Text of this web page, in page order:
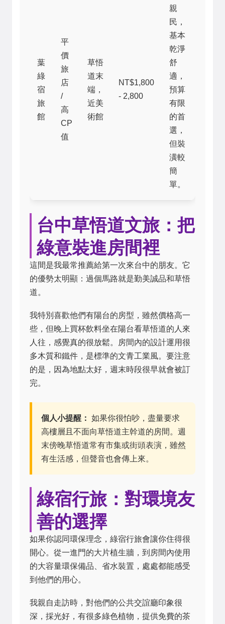
葉
綠
宿
旅
館
平
價
旅
店
/
高
CP
值
草悟
道末
端，
近美
術館
NT$1,800
- 2,800
親
民，
基本
乾淨
舒
適，
預算
有限
的首
選，
但裝
潢較
簡
單。
台中草悟道文旅：把
綠意裝進房間裡
這間是我最常推薦給第一次來台中的朋友。它
的優勢太明顯：過個馬路就是勤美誠品和草悟
道。
我特別喜歡他們有陽台的房型，雖然價格高一
些，但晚上買杯飲料坐在陽台看草悟道的人來
人往，感覺真的很放鬆。房間內的設計運用很
多木質和鐵件，是標準的文青工業風。要注意
的是，因為地點太好，週末時段很早就會被訂
完。
個人小提醒： 如果你很怕吵，盡量要求
高樓層且不面向草悟道主幹道的房間。週
末傍晚草悟道常有市集或街頭表演，雖然
有生活感，但聲音也會傳上來。
綠宿行旅：對環境友
善的選擇
如果你認同環保理念，綠宿行旅會讓你住得很
開心。從一進門的大片植生牆，到房間內使用
的大容量環保備品、省水裝置，處處都能感受
到他們的用心。
我親自走訪時，對他們的公共交誼廳印象很
深，採光好，有很多綠色植物，提供免費的茶